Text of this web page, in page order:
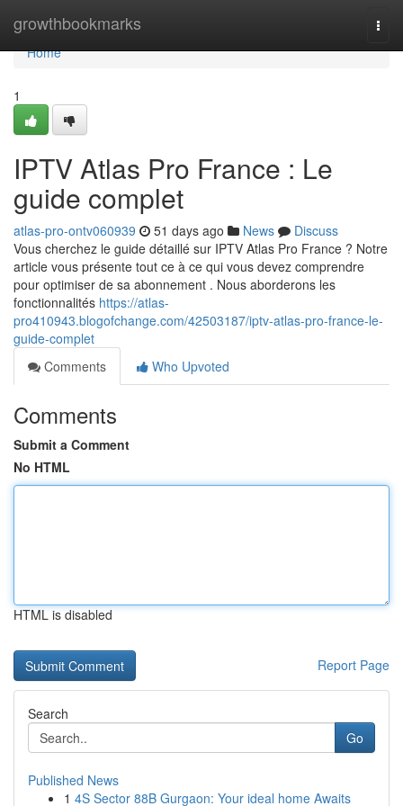
growthbookmarks
Home
Home
1
IPTV Atlas Pro France : Le
guide complet
atlas-pro-ontv060939 51 days ago News
Discuss
Vous cherchez le guide détaillé sur IPTV Atlas Pro France ? Notre
article vous présente tout ce à ce qui vous devez comprendre
pour optimiser de sa abonnement . Nous aborderons les
fonctionnalités https://atlas-
pro410943.blogofchange.com/42503187/iptv-atlas-pro-france-le-
guide-complet
Comments
Who Upvoted
Comments
Submit a Comment
No HTML
HTML is disabled
Report Page
Search
Go
Published News
1 4S Sector 88B Gurgaon: Your ideal home Awaits